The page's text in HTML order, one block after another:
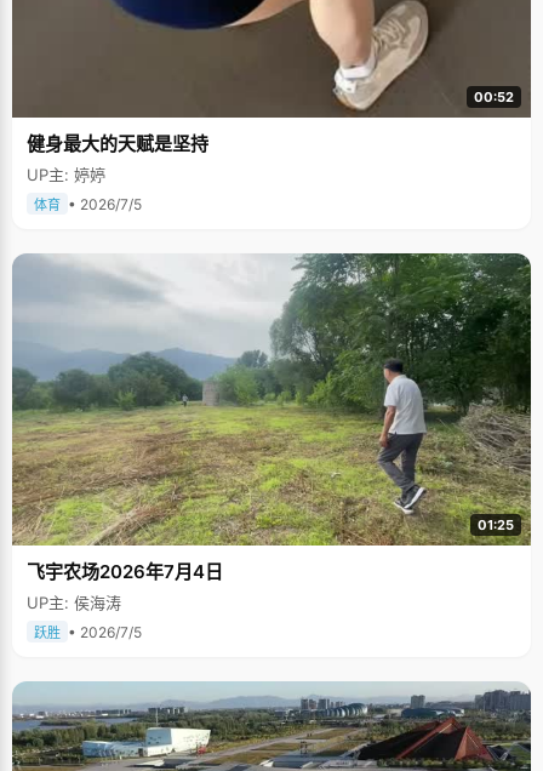
00:52
健身最大的天赋是坚持
UP主: 婷婷
体育 • 2026/7/5
01:25
飞宇农场2026年7月4日
UP主: 侯海涛
跃胜 • 2026/7/5